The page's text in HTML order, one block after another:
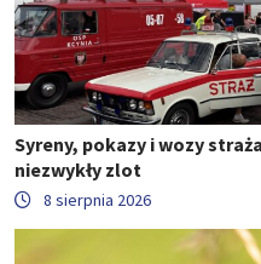
Syreny, pokazy i wozy
niezwykły zlot
8 sierpnia 2026